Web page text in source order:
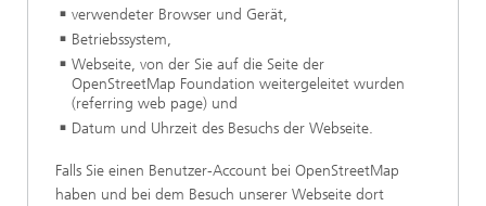
verwendeter Browser und Gerät,
Betriebssystem,
Webseite, von der Sie auf die Seite der
OpenStreetMap Foundation weitergeleitet wurden
(referring web page) und
Datum und Uhrzeit des Besuchs der Webseite.
Falls Sie einen Benutzer-Account bei OpenStreetMap
haben und bei dem Besuch unserer Webseite dort